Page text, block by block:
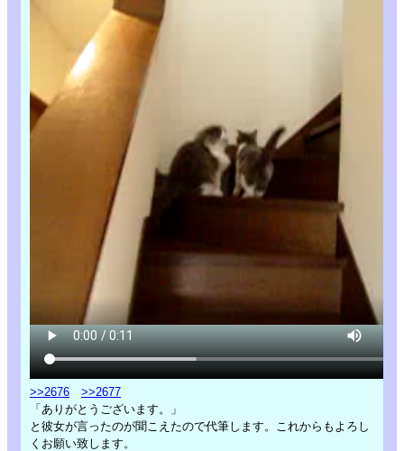
>>2676
>>2677
「ありがとうございます。」
と彼女が言ったのが聞こえたので代筆します。これからもよろし
くお願い致します。